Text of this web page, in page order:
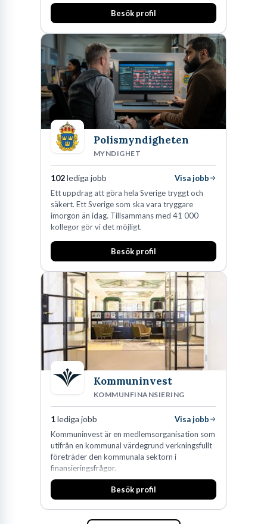
expertis inom IP-tillgångar har gett oss en
marknadsledande position. Våra klienter väljer
skydda, utveckla och kommersialisera
företagets viktigaste tillgångar.
Besök profil
Polismyndigheten
MYNDIGHET
102lediga jobb
Visa jobb
Ett uppdrag att göra hela Sverige tryggt och
säkert. Ett Sverige som ska vara tryggare
imorgon än idag. Tillsammans med 41 000
kollegor gör vi det möjligt.
Besök profil
Kommuninvest
KOMMUNFINANSIERING
1lediga jobb
Visa jobb
Kommuninvest är en medlemsorganisation som
utifrån en kommunal värdegrund verkningsfullt
företräder den kommunala sektorn i
finansieringsfrågor.
Besök profil